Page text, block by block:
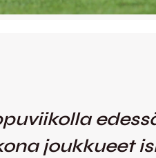
joukkueet